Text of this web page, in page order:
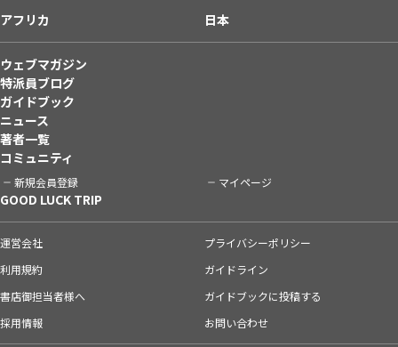
アフリカ
日本
ウェブマガジン
特派員ブログ
ガイドブック
ニュース
著者一覧
コミュニティ
新規会員登録 マイページ
GOOD LUCK TRIP
運営会社
プライバシーポリシー
利用規約
ガイドライン
書店御担当者様へ
ガイドブックに投稿する
採用情報
お問い合わせ